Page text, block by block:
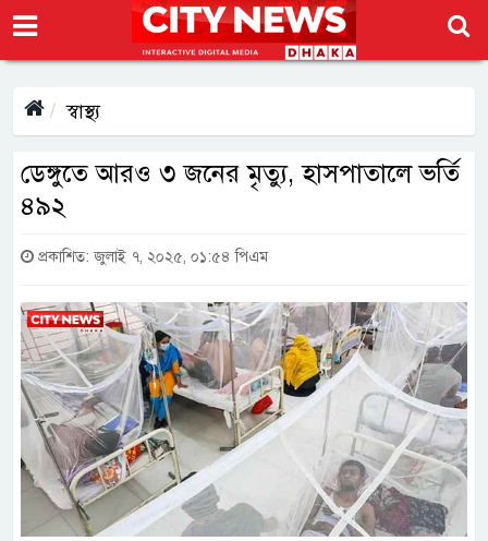
স্বাস্থ্য
ডেঙ্গুতে আরও ৩ জনের মৃত্যু, হাসপাতালে ভর্তি
৪৯২
প্রকাশিত: জুলাই ৭, ২০২৫, ০১:৫৪ পিএম